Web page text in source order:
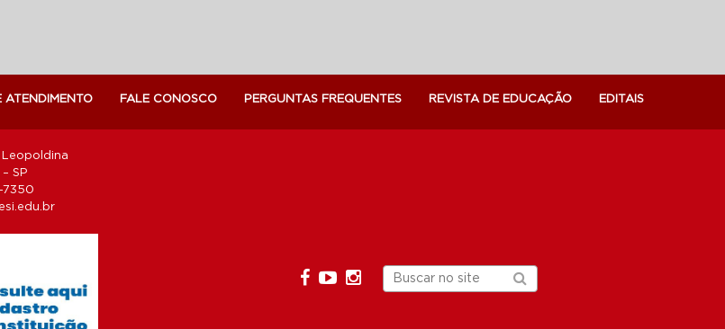
ATENDIMENTO FALE CONOSCO PERGUNTAS FREQUENTES REVISTA DE EDUCAÇÃO EDITAIS
Leopoldina
SP
7350